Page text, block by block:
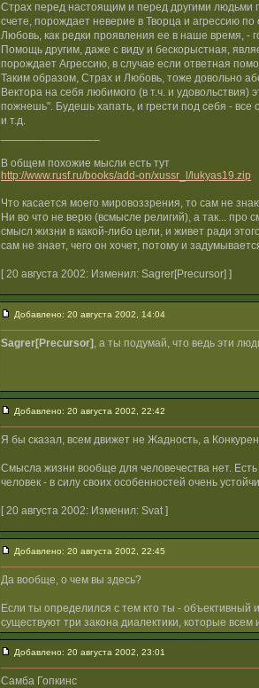
Страх перед настоящим и перед другими людьми
счете, порождает неверие в Творца и агрессию
Любовь, как редки проявления ее в наше время, -
Помощь другим, даже с виду и бескорыстная,
порождает Агрессию, в случае если ответная
Таким образом, Страх и Любовь, тоже довольно
Вектора на себя любимого (в т.ч. и
пожнешь". Будешь хапать, и грести под себя -
и т.д.
В общем похожие мысли есть тут
http://www.rusf.ru/books/add-on/xussr_l/lukyas19.zip
Что касается моего мировоззрения, то сам не
Ни во что не верю (всмысле религий), а так... про
смысл жизни в какой-либо цели, и живет ради
сам не знает, чего он хочет, потому и
[ 20 августа 2002: Изменил: Sagrer[Precursor] ]
Добавлено: 20 августа 2002, 14:04
Sagrer[Precursor] , а ты подумай, что ведь эти
Добавлено: 20 августа 2002, 22:42
Я бы сказал, всем движет не Жадность, а
Смысла жизни вообще для человечества нет. Есть
человек - в силу своих особенностей очень
[ 20 августа 2002: Изменил: Svat ]
Добавлено: 20 августа 2002, 22:45
Да вообще, о чем вы здесь?
Если ты определился с тем кто ты -
существуют три закона диалектики, которые всем
Добавлено: 20 августа 2002, 23:01
Самба Гопкинс